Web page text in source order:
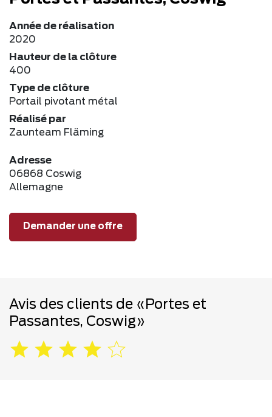
Année de réalisation
2020
Hauteur de la clôture
400
Type de clôture
Portail pivotant métal
Réalisé par
Zaunteam Fläming
Adresse
06868 Coswig
Allemagne
Demander une offre
Avis des clients de «Portes et
Passantes, Coswig»